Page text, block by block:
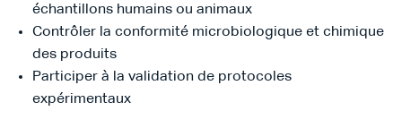
échantillons humains ou animaux
Contrôler la conformité microbiologique et chimique
des produits
Participer à la validation de protocoles
expérimentaux